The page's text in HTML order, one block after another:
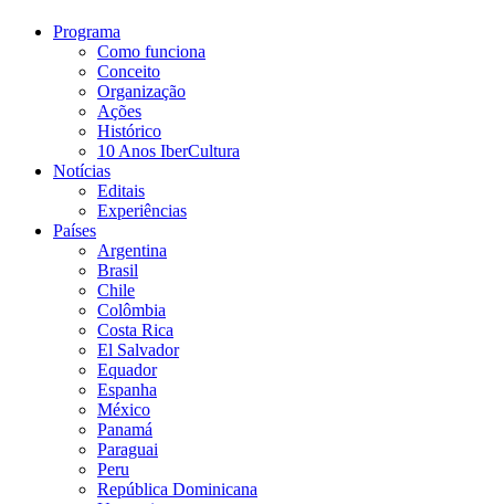
Programa
Como funciona
Conceito
Organização
Ações
Histórico
10 Anos IberCultura
Notícias
Editais
Experiências
Países
Argentina
Brasil
Chile
Colômbia
Costa Rica
El Salvador
Equador
Espanha
México
Panamá
Paraguai
Peru
República Dominicana